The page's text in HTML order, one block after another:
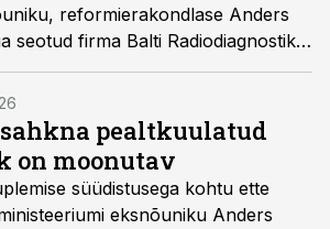
reformierakondlase Anders
pealtkuulatud
on moonutav
süüdistusega kohtu ette
eksnõuniku Anders